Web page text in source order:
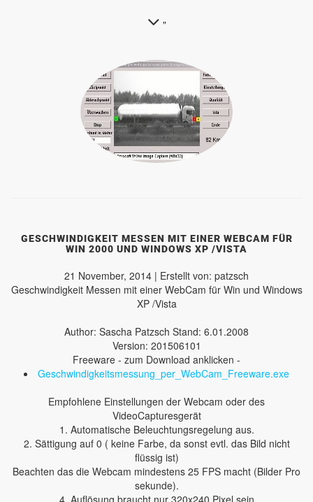
"
GESCHWINDIGKEIT MESSEN MIT EINER WEBCAM FÜR
WIN 2000 UND WINDOWS XP /VISTA
21 November, 2014 | Erstellt von: patzsch
Geschwindigkeit Messen mit einer WebCam für Win und Windows
XP /Vista
Author: Sascha Patzsch Stand: 6.01.2008
Version: 201506101
Freeware - zum Download anklicken -
Geschwindigkeitsmessung_per_WebCam_Freeware.exe
Empfohlene Einstellungen der Webcam oder des
VideoCapturesgerät
1. Automatische Beleuchtungsregelung aus.
2. Sättigung auf 0 ( keine Farbe, da sonst evtl. das Bild nicht
flüssig ist)
Beachten das die Webcam mindestens 25 FPS macht (Bilder Pro
sekunde).